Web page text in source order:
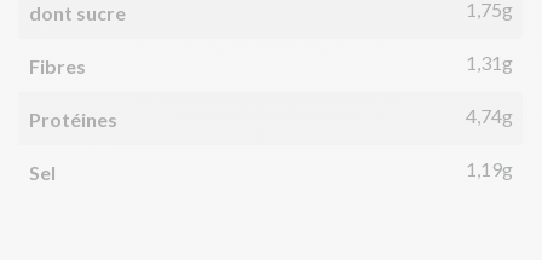
dont sucre 1,75g
Fibres 1,31g
Protéines 4,74g
Sel 1,19g